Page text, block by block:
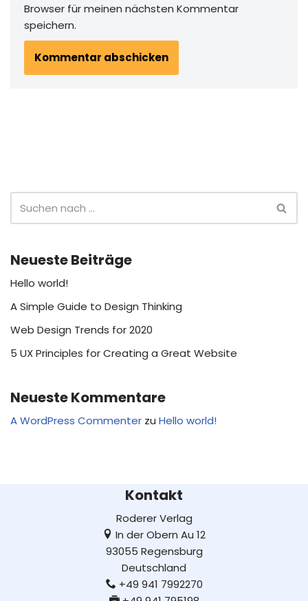
Browser für meinen nächsten Kommentar
speichern.
Neueste Beiträge
Hello world!
A Simple Guide to Design Thinking
Web Design Trends for 2020
5 UX Principles for Creating a Great Website
Neueste Kommentare
A WordPress Commenter zu Hello world!
Kontakt
Roderer Verlag
In der Obern Au 12
93055 Regensburg
Deutschland
+49 941 7992270